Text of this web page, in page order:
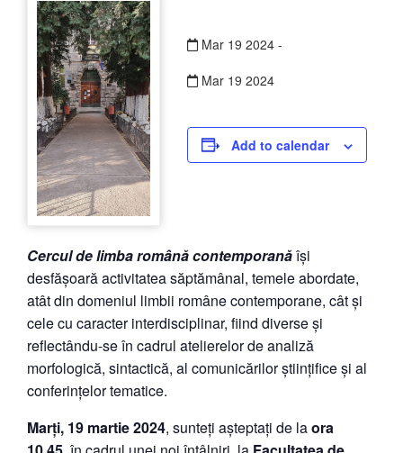
Mar 19 2024 -
Mar 19 2024
Add to calendar
Cercul de limba română contemporanăîși
desfășoară activitatea săptămânal, temele abordate,
atât din domeniul limbii române contemporane, cât și
cele cu caracter interdisciplinar, fiind diverse și
reflectându-se în cadrul atelierelor de analiză
morfologică, sintactică, al comunicărilor științifice și al
conferințelor tematice.
Marți, 19 martie 2024, sunteți așteptați de laora